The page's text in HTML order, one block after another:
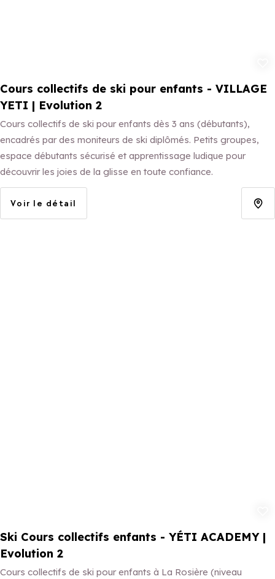
Cours collectifs de ski pour enfants - VILLAGE
YETI | Evolution 2
Cours collectifs de ski pour enfants dès 3 ans (débutants),
encadrés par des moniteurs de ski diplômés. Petits groupes,
espace débutants sécurisé et apprentissage ludique pour
découvrir les joies de la glisse en toute confiance.
Voir le détail
Ski Cours collectifs enfants - YÉTI ACADEMY |
Evolution 2
Cours collectifs de ski pour enfants à La Rosière (niveau